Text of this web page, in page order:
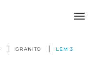
GRANITO LEM 3